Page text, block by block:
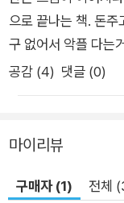
으로 ‘사회관계의 부족’을 꼽았다. 노년
의 부재 속에서 쓸쓸
00건의 고독사가 발
이른다. 사회학자 에
훨씬 높지만 고독사
“여성은 혼자 살더
될 가능성이 남성보
으로 끝나는 책. 돈주
구 없어서 악플 다는
공감 (4) 댓글 (0)
마이리뷰
구매자 (1) 전체